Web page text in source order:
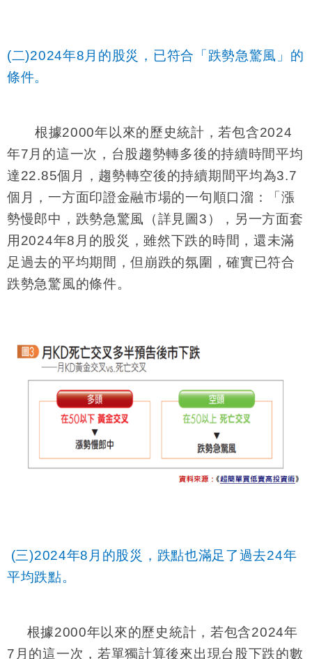
(二)2024年8月的股災，已符合「跌勢急驚風」的
條件。
根據2000年以來的歷史統計，若包含2024
年7月的這一次，台股趨勢轉多後的持續時間平均
達22.85個月，趨勢轉空後的持續期間平均為3.7
個月，一方面印證金融市場的一句順口溜：「漲
勢慢郎中，跌勢急驚風（詳見圖3），另一方面套
用2024年8月的股災，雖然下跌的時間，還未滿
足過去的平均期間，但崩跌的氛圍，確實已符合
跌勢急驚風的條件。
(三)2024年8月的股災，跌點也滿足了過去24年
平均跌點。
根據2000年以來的歷史統計，若包含2024年
7月的這一次，若單獨計算後來出現台股下跌的數